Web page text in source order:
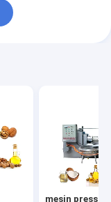
mesin press